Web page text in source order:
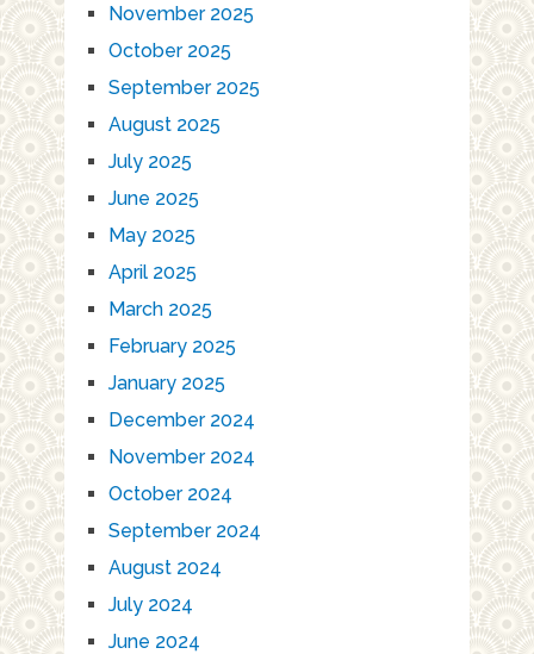
November 2025
October 2025
September 2025
August 2025
July 2025
June 2025
May 2025
April 2025
March 2025
February 2025
January 2025
December 2024
November 2024
October 2024
September 2024
August 2024
July 2024
June 2024